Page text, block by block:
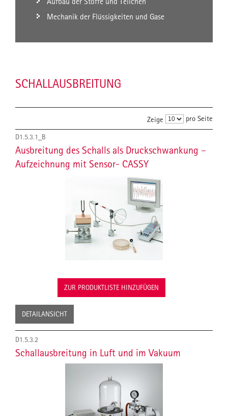
Mechanik der Flüssigkeiten und Gase
SCHALLAUSBREITUNG
Zeige pro Seite
D1.5.3.1_B
Ausbreitung des Schalls als Druckschwankung –
Aufzeichnung mit Sensor- CASSY
ZUR PRODUKTLISTE HINZUFÜGEN
DETAILANSICHT
D1.5.3.2
Schallausbreitung in Luft und im Vakuum